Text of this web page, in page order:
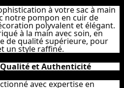
à votre sac à main
notre pompon en cuir de
polyvalent et élégant.
à la main avec soin, en
de qualité supérieure, pour
un style raffiné.
et Authenticité
avec expertise en